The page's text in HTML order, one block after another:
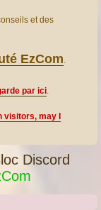
et des
EzCom.
par ici.
visitors, may I
Discord